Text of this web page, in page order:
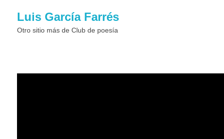
Luis García Farrés
Otro sitio más de Club de poesí­a